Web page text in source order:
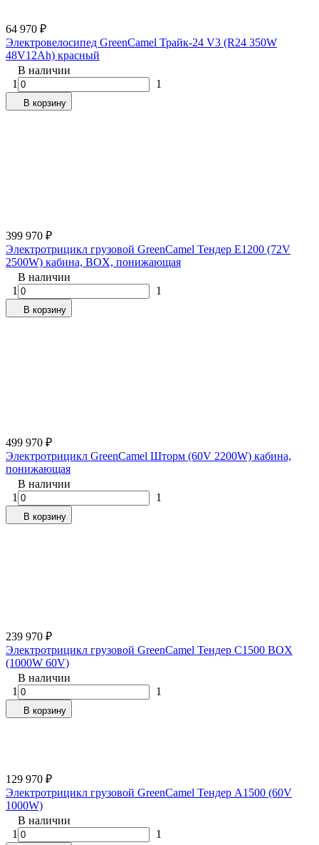
64 970 ₽
Электровелосипед GreenCamel Трайк-24 V3 (R24 350W
48V12Ah) красный
В наличии
1
1
В корзину
399 970 ₽
Электротрицикл грузовой GreenCamel Тендер E1200 (72V
2500W) кабина, BOX, понижающая
В наличии
1
1
В корзину
499 970 ₽
Электротрицикл GreenCamel Шторм (60V 2200W) кабина,
понижающая
В наличии
1
1
В корзину
239 970 ₽
Электротрицикл грузовой GreenCamel Тендер C1500 BOX
(1000W 60V)
В наличии
1
1
В корзину
129 970 ₽
Электротрицикл грузовой GreenCamel Тендер A1500 (60V
1000W)
В наличии
1
1